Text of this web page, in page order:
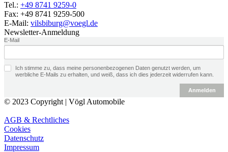
Tel.: +49 8741 9259-0
Fax: +49 8741 9259-500
E-Mail: vilsbiburg@voegl.de
Newsletter-Anmeldung
E-Mail
Ich stimme zu, dass meine personenbezogenen Daten genutzt werden, um
werbliche E-Mails zu erhalten, und weiß, dass ich dies jederzeit widerrufen kann.
Anmelden
© 2023 Copyright | Vögl Automobile
AGB & Rechtliches
Cookies
Datenschutz
Impressum